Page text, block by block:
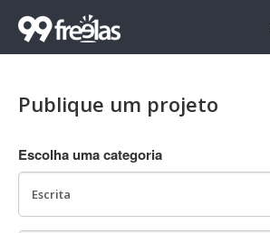
Publique um projeto
Escolha uma categoria